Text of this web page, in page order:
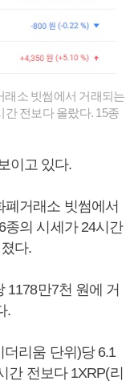
래소 빗썸에서 거래되는
간 전보다 올랐다. 15종
이고 있다.
폐거래소 빗썸에서
종의 시세가 24시간
다.
1178만7천 원에 거
.
리움 단위)당 6.1
간 전보다 1XRP(리